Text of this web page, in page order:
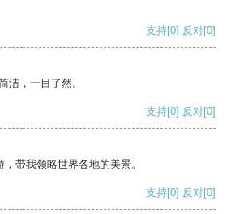
支持[0] 反对[0]
洁，一目了然。
支持[0] 反对[0]
带我领略世界各地的美景。
支持[0] 反对[0]